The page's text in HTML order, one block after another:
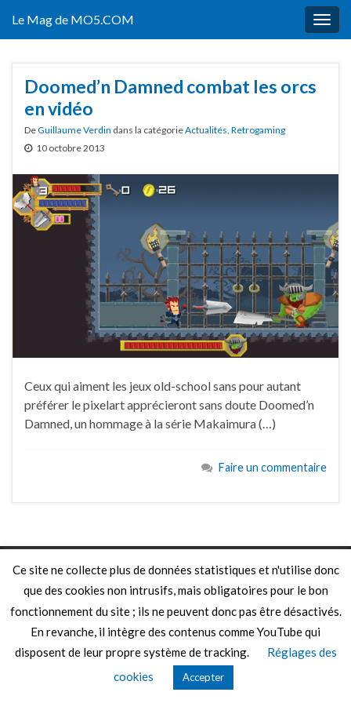
Le Mag de MO5.COM
Doomed’n Damned combat les orcs
en vidéo
DeGuillaume Verdin dans la catégorieActualités, Retrogaming
10 octobre 2013
Ceux qui aiment les jeux old-school sans pour autant
préférer le pixelart apprécieront sans doute Doomed’n
Damned, un hommage à la série Makaimura (…)
Faire un commentaire
© 2026 Le Mag de MO5.COM.
Thèmes Graphene
Ce site ne collecte plus de données statistiques et n'utilise donc
que des cookies non intrusifs, mais obligatoires pour le bon
fonctionnement du site ; ils ne peuvent donc pas être désactivés.
En revanche, il intègre des contenus comme YouTube qui
disposent de leur propre système de tracking.
Réglages des
cookies
Accepter